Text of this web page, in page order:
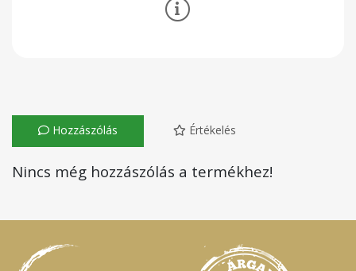
Hozzászólás Értékelés
Nincs még hozzászólás a termékhez!